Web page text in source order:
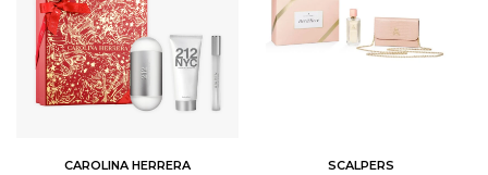
CAROLINA HERRERA SCALPERS